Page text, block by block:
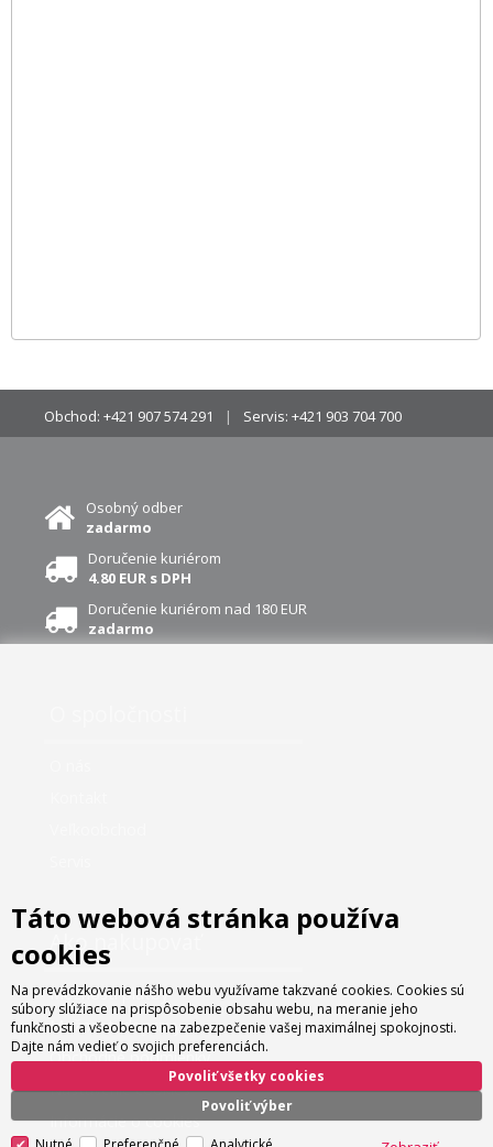
Obchod: +421 907 574 291 Servis: +421 903 704 700
Osobný odber
zadarmo
Doručenie kuriérom
4.80 EUR s DPH
Doručenie kuriérom nad 180 EUR
zadarmo
Ako nakupovať
Možnosti platby
Možnosti dopravy
Obchodné podmienky
Nastavenie cookies
Informácie o cookies
Táto webová stránka používa
cookies
Na prevádzkovanie nášho webu využívame takzvané cookies. Cookies sú
súbory slúžiace na prispôsobenie obsahu webu, na meranie jeho
funkčnosti a všeobecne na zabezpečenie vašej maximálnej spokojnosti.
Dajte nám vedieť o svojich preferenciách.
Povoliť výber
Povoliť všetky cookies